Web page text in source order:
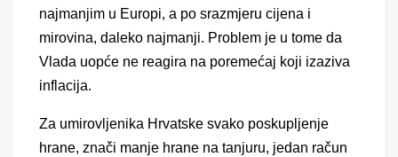
najmanjim u Europi, a po srazmjeru cijena i
mirovina, daleko najmanji. Problem je u tome da
Vlada uopće ne reagira na poremećaj koji izaziva
inflacija.
Za umirovljenika Hrvatske svako poskupljenje
hrane, znači manje hrane na tanjuru, jedan račun